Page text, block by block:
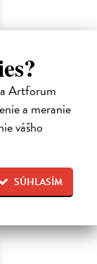
Artforum
a meranie
vášho
SÚHLASÍM
a objaviť
obľúbeného
potulky po